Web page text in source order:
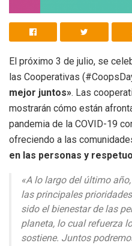
El próximo 3 de julio, se
las Cooperativas
mejor juntos». Las
mostrarán cómo están
pandemia de la COVID-19
ofreciendo a las
en las personas y
«A lo largo del último
las principales
sido el bienestar de las
planeta, lo cual refuerza
sostiene. Juntos